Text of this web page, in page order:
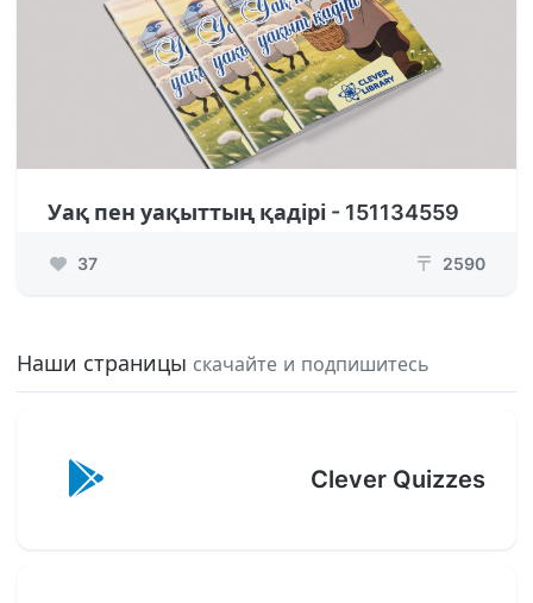
Уақ пен уақыттың қадірі - 151134559
37 ₸ 2590
Наши страницы скачайте и подпишитесь
Clever Quizzes